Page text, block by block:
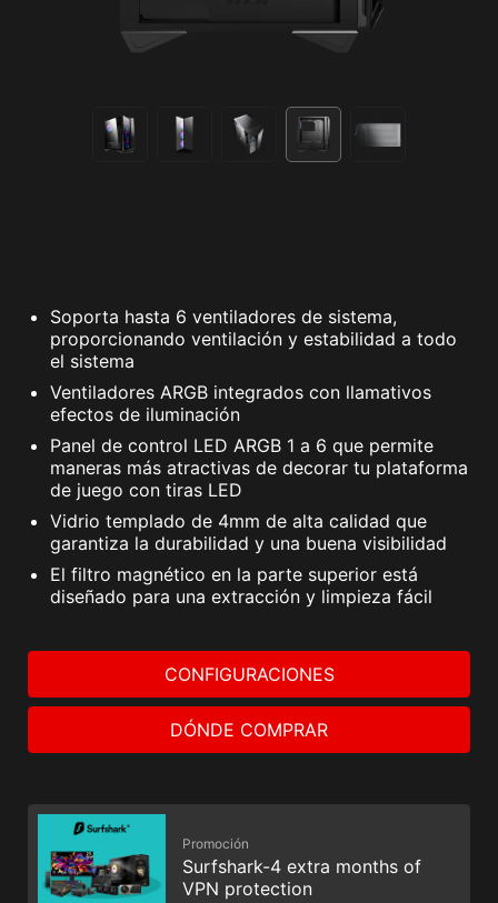
Soporta hasta 6 ventiladores de sistema,
proporcionando ventilación y estabilidad a todo
el sistema
Ventiladores ARGB integrados con llamativos
efectos de iluminación
Panel de control LED ARGB 1 a 6 que permite
maneras más atractivas de decorar tu plataforma
de juego con tiras LED
Vidrio templado de 4mm de alta calidad que
garantiza la durabilidad y una buena visibilidad
El filtro magnético en la parte superior está
diseñado para una extracción y limpieza fácil
CONFIGURACIONES
DÓNDE COMPRAR
Promoción
Surfshark-4 extra months of
VPN protection